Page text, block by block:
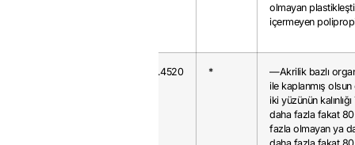
olmayan
içermeyen
0.4520 *
—Akrilik bazlı
ile kaplanmış olsun
iki yüzünün
daha fazla fakat 80
fazla olmayan ya